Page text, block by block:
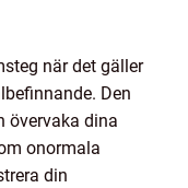
när det gäller
Den
övervaka dina
onormala
din